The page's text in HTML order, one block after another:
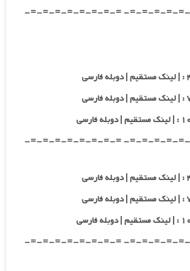
-=-=-=-=-=-=-=-=-=-=- =-=-
-=-=-=-=-=-=-=-=-=-=- =-=-
-=-=-=-=-=-=-=-=-=-=- =-=-